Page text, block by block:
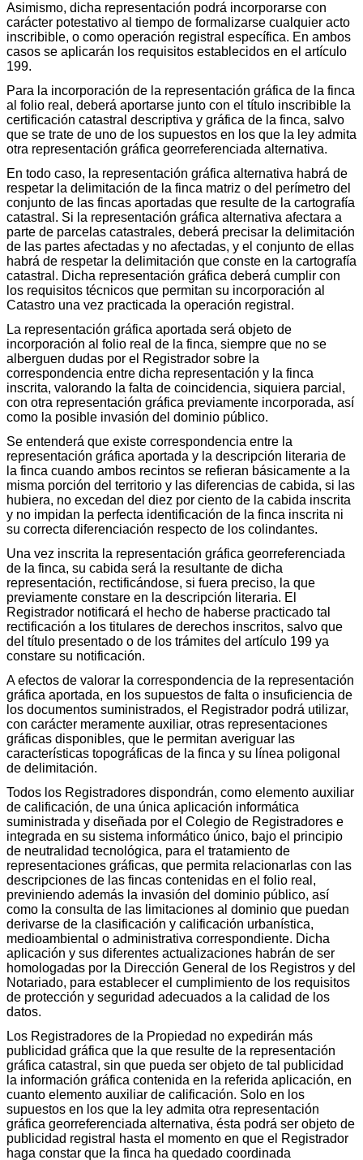
Asimismo, dicha representación podrá incorporarse con
carácter potestativo al tiempo de formalizarse cualquier acto
inscribible, o como operación registral específica. En ambos
casos se aplicarán los requisitos establecidos en el artículo
199.
Para la incorporación de la representación gráfica de la finca
al folio real, deberá aportarse junto con el título inscribible la
certificación catastral descriptiva y gráfica de la finca, salvo
que se trate de uno de los supuestos en los que la ley admita
otra representación gráfica georreferenciada alternativa.
En todo caso, la representación gráfica alternativa habrá de
respetar la delimitación de la finca matriz o del perímetro del
conjunto de las fincas aportadas que resulte de la cartografía
catastral. Si la representación gráfica alternativa afectara a
parte de parcelas catastrales, deberá precisar la delimitación
de las partes afectadas y no afectadas, y el conjunto de ellas
habrá de respetar la delimitación que conste en la cartografía
catastral. Dicha representación gráfica deberá cumplir con
los requisitos técnicos que permitan su incorporación al
Catastro una vez practicada la operación registral.
La representación gráfica aportada será objeto de
incorporación al folio real de la finca, siempre que no se
alberguen dudas por el Registrador sobre la
correspondencia entre dicha representación y la finca
inscrita, valorando la falta de coincidencia, siquiera parcial,
con otra representación gráfica previamente incorporada, así
como la posible invasión del dominio público.
Se entenderá que existe correspondencia entre la
representación gráfica aportada y la descripción literaria de
la finca cuando ambos recintos se refieran básicamente a la
misma porción del territorio y las diferencias de cabida, si las
hubiera, no excedan del diez por ciento de la cabida inscrita
y no impidan la perfecta identificación de la finca inscrita ni
su correcta diferenciación respecto de los colindantes.
Una vez inscrita la representación gráfica georreferenciada
de la finca, su cabida será la resultante de dicha
representación, rectificándose, si fuera preciso, la que
previamente constare en la descripción literaria. El
Registrador notificará el hecho de haberse practicado tal
rectificación a los titulares de derechos inscritos, salvo que
del título presentado o de los trámites del artículo 199 ya
constare su notificación.
A efectos de valorar la correspondencia de la representación
gráfica aportada, en los supuestos de falta o insuficiencia de
los documentos suministrados, el Registrador podrá utilizar,
con carácter meramente auxiliar, otras representaciones
gráficas disponibles, que le permitan averiguar las
características topográficas de la finca y su línea poligonal
de delimitación.
Todos los Registradores dispondrán, como elemento auxiliar
de calificación, de una única aplicación informática
suministrada y diseñada por el Colegio de Registradores e
integrada en su sistema informático único, bajo el principio
de neutralidad tecnológica, para el tratamiento de
representaciones gráficas, que permita relacionarlas con las
descripciones de las fincas contenidas en el folio real,
previniendo además la invasión del dominio público, así
como la consulta de las limitaciones al dominio que puedan
derivarse de la clasificación y calificación urbanística,
medioambiental o administrativa correspondiente. Dicha
aplicación y sus diferentes actualizaciones habrán de ser
homologadas por la Dirección General de los Registros y del
Notariado, para establecer el cumplimiento de los requisitos
de protección y seguridad adecuados a la calidad de los
datos.
Los Registradores de la Propiedad no expedirán más
publicidad gráfica que la que resulte de la representación
gráfica catastral, sin que pueda ser objeto de tal publicidad
la información gráfica contenida en la referida aplicación, en
cuanto elemento auxiliar de calificación. Solo en los
supuestos en los que la ley admita otra representación
gráfica georreferenciada alternativa, ésta podrá ser objeto de
publicidad registral hasta el momento en que el Registrador
haga constar que la finca ha quedado coordinada